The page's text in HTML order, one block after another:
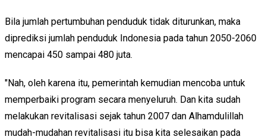
Bila jumlah pertumbuhan penduduk tidak diturunkan, maka
diprediksi jumlah penduduk Indonesia pada tahun 2050-2060
mencapai 450 sampai 480 juta.
"Nah, oleh karena itu, pemerintah kemudian mencoba untuk
memperbaiki program secara menyeluruh. Dan kita sudah
melakukan revitalisasi sejak tahun 2007 dan Alhamdulillah
mudah-mudahan revitalisasi itu bisa kita selesaikan pada